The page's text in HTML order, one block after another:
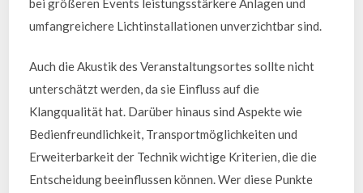
umfangreichere Lichtinstallationen unverzichtbar sind.
Auch die Akustik des Veranstaltungsortes sollte nicht
unterschätzt werden, da sie Einfluss auf die
Klangqualität hat. Darüber hinaus sind Aspekte wie
Bedienfreundlichkeit, Transportmöglichkeiten und
Erweiterbarkeit der Technik wichtige Kriterien, die die
Entscheidung beeinflussen können. Wer diese Punkte